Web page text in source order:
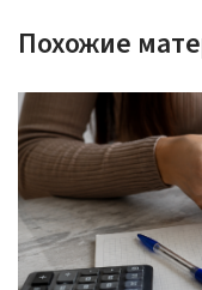
Похожие